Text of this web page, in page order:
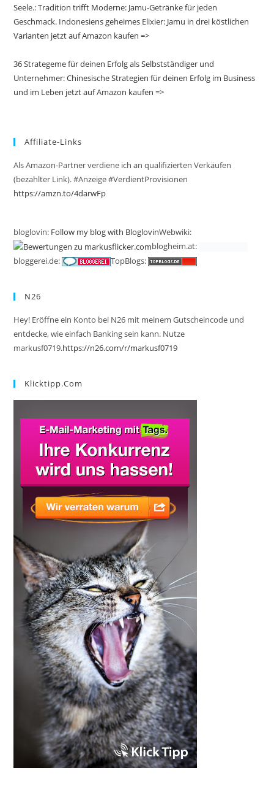
Seele.: Tradition trifft Moderne: Jamu-Getränke für jeden
Geschmack. Indonesiens geheimes Elixier: Jamu in drei köstlichen
Varianten jetzt auf Amazon kaufen =>
36 Strategeme für deinen Erfolg als Selbstständiger und
Unternehmer: Chinesische Strategien für deinen Erfolg im Business
und im Leben jetzt auf Amazon kaufen =>
Affiliate-Links
Als Amazon-Partner verdiene ich an qualifizierten Verkäufen
(bezahlter Link). #Anzeige #VerdientProvisionen
https://amzn.to/4darwFp
bloglovin: Follow my blog with BloglovinWebwiki:
blogheim.at:
bloggerei.de:
TopBlogs:
N26
Hey! Eröffne ein Konto bei N26 mit meinem Gutscheincode und
entdecke, wie einfach Banking sein kann. Nutze
markusf0719.https://n26.com/r/markusf0719
Klicktipp.com